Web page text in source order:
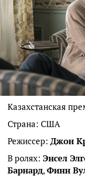
Казахстанская
Страна: США
Режиссер: Джон
В ролях: Энсел
Барнард,Финн